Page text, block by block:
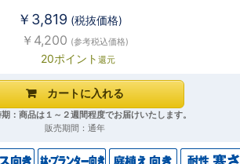
￥3,819 (税抜価格)
￥4,200 (参考税込価格)
20ポイント 還元
：商品は１～２週間程度でお届けいたします。
販売期間：通年